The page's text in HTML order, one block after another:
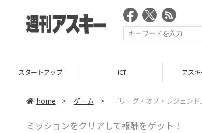
スタートアップ ICT アス
home > ゲーム > 『リーグ・オブ・レジェン
ミッションをクリアして報酬をゲット！